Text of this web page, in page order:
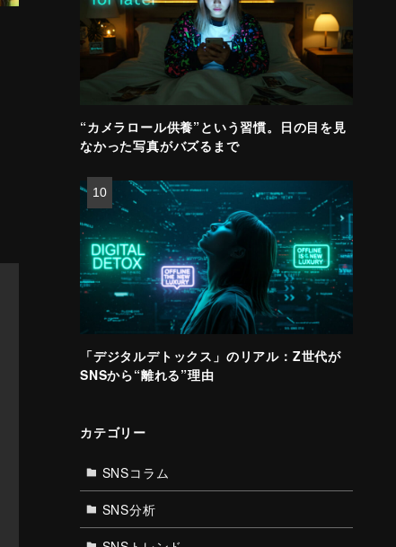
“カメラロール供養”という習慣。日の目を見
なかった写真がバズるまで
「デジタルデトックス」のリアル：Z世代が
SNSから“離れる”理由
カテゴリー
SNSコラム
SNS分析